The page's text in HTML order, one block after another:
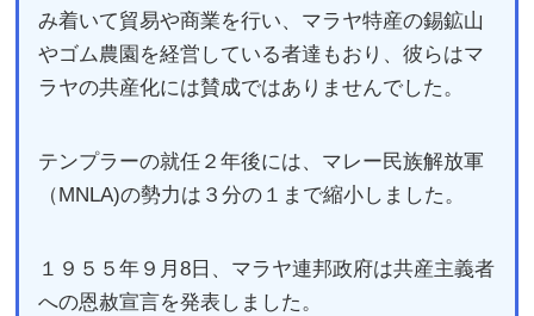
み着いて貿易や商業を行い、マラヤ特産の錫鉱山
やゴム農園を経営している者達もおり、彼らはマ
ラヤの共産化には賛成ではありませんでした。
テンプラーの就任２年後には、マレー民族解放軍
（MNLA)の勢力は３分の１まで縮小しました。
１９５５年９月8日、マラヤ連邦政府は共産主義者
への恩赦宣言を発表しました。